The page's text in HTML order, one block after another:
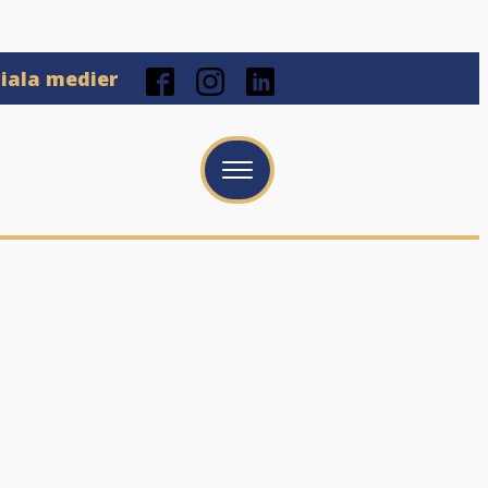
medier